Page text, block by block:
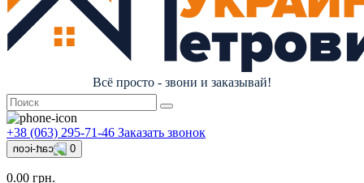
Всё просто - звони и заказывай!
+38 (063) 295-71-46 Заказать звонок
0
0.00 грн.